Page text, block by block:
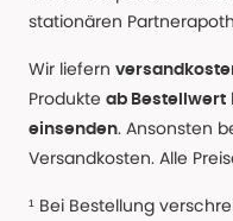
stationären
Wir liefern
Produkte ab Bestellwert
einsenden. Ansonsten
Versandkosten. Alle
¹ Bei Bestellung